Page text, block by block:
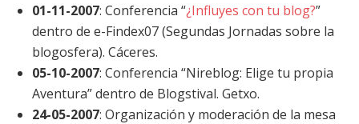
01-11-2007: Conferencia “¿Influyes con tu blog?”
dentro de e-Findex07 (Segundas Jornadas sobre la
blogosfera). Cáceres.
05-10-2007: Conferencia “Nireblog: Elige tu propia
Aventura” dentro de Blogstival. Getxo.
24-05-2007: Organización y moderación de la mesa